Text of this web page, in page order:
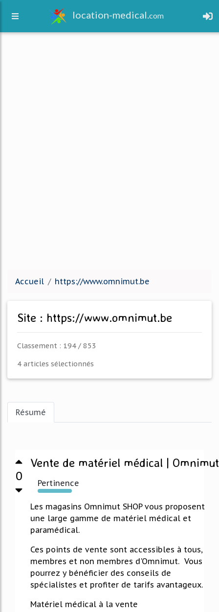
location-medical.com
Accueil https://www.omnimut.be
Site : https://www.omnimut.be
Classement : 194 / 853
4 articles sélectionnés
Résumé
0
Vente de matériel médical | Omnimut
Pertinence
634%
Les magasins Omnimut SHOP vous proposent
une large gamme de matériel médical et
paramédical.
Ces points de vente sont accessibles à tous,
membres et non membres d'Omnimut. Vous
pourrez y bénéficier des conseils de
spécialistes et profiter de tarifs avantageux.
Matériel médical à la vente